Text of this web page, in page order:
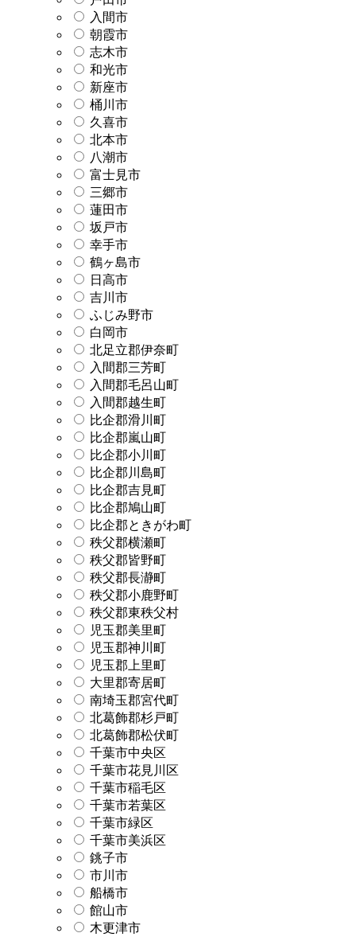
入間市
朝霞市
志木市
和光市
新座市
桶川市
久喜市
北本市
八潮市
富士見市
三郷市
蓮田市
坂戸市
幸手市
鶴ヶ島市
日高市
吉川市
ふじみ野市
白岡市
北足立郡伊奈町
入間郡三芳町
入間郡毛呂山町
入間郡越生町
比企郡滑川町
比企郡嵐山町
比企郡小川町
比企郡川島町
比企郡吉見町
比企郡鳩山町
比企郡ときがわ町
秩父郡横瀬町
秩父郡皆野町
秩父郡長瀞町
秩父郡小鹿野町
秩父郡東秩父村
児玉郡美里町
児玉郡神川町
児玉郡上里町
大里郡寄居町
南埼玉郡宮代町
北葛飾郡杉戸町
北葛飾郡松伏町
千葉市中央区
千葉市花見川区
千葉市稲毛区
千葉市若葉区
千葉市緑区
千葉市美浜区
銚子市
市川市
船橋市
館山市
木更津市